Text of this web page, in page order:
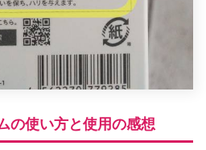
の使い方と使用の感想